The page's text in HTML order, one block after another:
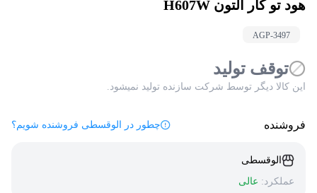
هود تو کار آلتون H607W
AGP-3497
توقف تولید
این کالا دیگر توسط شرکت سازنده تولید نمیشود.
فروشنده چطور در الوقسطی فروشنده شویم؟
الوقسطی
عملکرد: عالی